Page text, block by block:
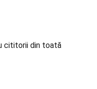
cititorii din toată